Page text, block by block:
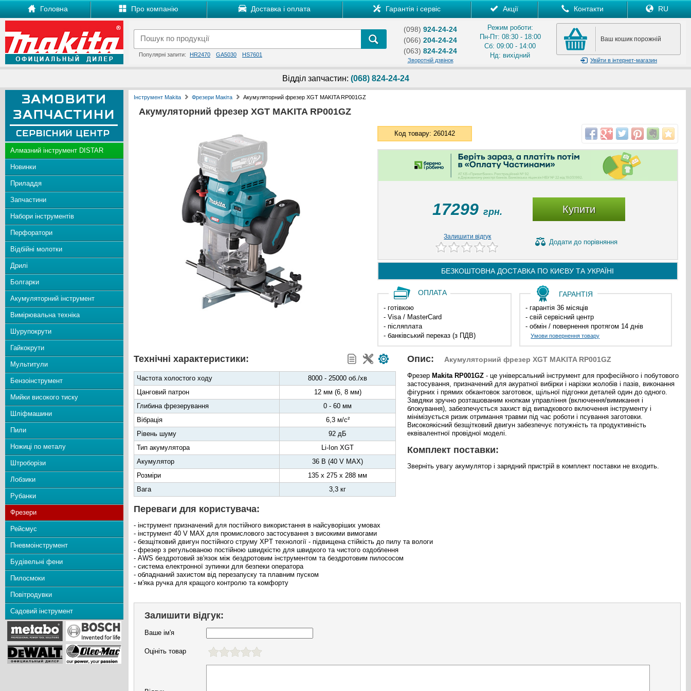
Головна Про компанію Доставка і оплата Гарантія і сервіс Акції Контакти RU
Популярні запити: HR2470 GA5030 HS7601
(098) 924-24-24
(066) 204-24-24
(063) 824-24-24
Зворотній дзвінок
Режим роботи:
Пн-Пт: 08:30 - 18:00
Сб: 09:00 - 14:00
Нд: вихідний
Ваш кошик порожній
Увійти в інтернет-магазин
Відділ запчастин: (068) 824-24-24
Алмазний інструмент DISTAR
Новинки
Приладдя
Запчастини
Набори інструментів
Перфоратори
Відбійні молотки
Дрилі
Болгарки
Акумуляторний інструмент
Вимірювальна техніка
Шурупокрути
Гайкокрути
Мультитули
Бензоінструмент
Мийки високого тиску
Шліфмашини
Пили
Ножиці по металу
Штроборізи
Лобзики
Рубанки
Фрезери
Рейсмус
Пневмоінструмент
Будівельні фени
Пилосмоки
Повітродувки
Садовий інструмент
Інструмент Makita Фрезери Макіта Акумуляторний фрезер XGT MAKITA RP001GZ
Акумуляторний фрезер XGT MAKITA RP001GZ
Код товару: 260142
17299грн. Купити
Залишити відгук
Додати до порівняння
БЕЗКОШТОВНА ДОСТАВКА ПО КИЄВУ ТА УКРАЇНІ
ОПЛАТА
- готівкою
- Visa / MasterCard
- післяплата
- банківський переказ (з ПДВ)
ГАРАНТІЯ
- гарантія 36 місяців
- свій сервісний центр
- обмін / повернення протягом 14 днів
Умови повернення товару
Технічні характеристики:
Частота холостого ходу
8000 - 25000 об./хв
Цанговий патрон
12 мм (6, 8 мм)
Глибина фрезерування
0 - 60 мм
Вібрація
6,3 м/с²
Рівень шуму
92 дБ
Тип акумулятора
Li-Ion XGT
Акумулятор
36 В (40 V MAX)
Розміри
135 x 275 x 288 мм
Вага
3,3 кг
Опис: Акумуляторний фрезер XGT MAKITA RP001GZ
Фрезер Makita RP001GZ - це універсальний інструмент для професійного і побутового
застосування, призначений для акуратної вибірки і нарізки жолобів і пазів, виконання
фігурних і прямих обкантовок заготовок, щільної підгонки деталей один до одного.
Завдяки зручно розташованим кнопкам управління (включення/вимикання і
блокування), забезпечується захист від випадкового включення інструменту і
мінімізується ризик отримання травми під час роботи і псування заготовки.
Високоякісний безщітковий двигун забезпечує потужність та продуктивність
еквівалентної провідної моделі.
Комплект поставки:
Зверніть увагу акумулятор і зарядний пристрій в комплект поставки не входить.
Переваги для користувача:
- інструмент призначений для постійного використання в найсуворіших умовах
- інструмент 40 V MAX для промислового застосування з високими вимогами
- безщітковий двигун постійного струму XPT технології - підвищена стійкість до пилу та вологи
- фрезер з регульованою постійною швидкістю для швидкого та чистого оздоблення
- AWS бездротовий зв'язок між бездротовим інструментом та бездротовим пилососом
- система електронної зупинки для безпеки оператора
- обладнаний захистом від перезапуску та плавним пуском
- м'яка ручка для кращого контролю та комфорту
Залишити відгук:
Ваше ім'я
Оцініть товар